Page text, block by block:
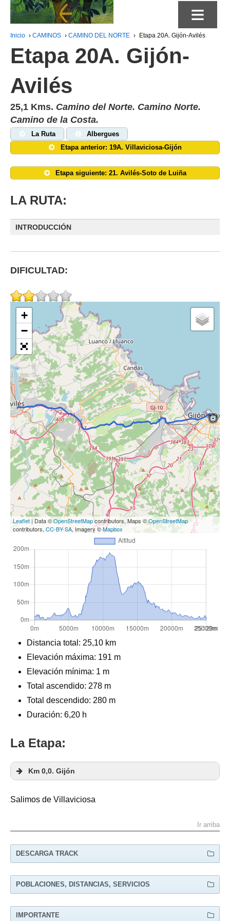
≡
Inicio › CAMINOS › CAMINO DEL NORTE › Etapa 20A. Gijón-Avilés
Etapa 20A. Gijón-
Avilés
25,1 Kms. Camino del Norte. Camino Norte.
Camino de la Costa.
La Ruta
Albergues
Etapa anterior: 19A. Villaviciosa-Gijón
Etapa siguiente: 21. Avilés-Soto de Luiña
LA RUTA:
INTRODUCCIÓN
DIFICULTAD:
+
−
Leaflet | Data ©OpenStreetMapcontributors, Maps ©OpenStreetMap
contributors, CC-BY-SA, Imagery ©Mapbox
Distancia total: 25,10 km
Elevación máxima: 191 m
Elevación mínima: 1 m
Total ascendido: 278 m
Total descendido: 280 m
Duración: 6,20 h
La Etapa:
Km 0,0. Gijón
Salimos de Villaviciosa
Ir arriba
DESCARGA TRACK
POBLACIONES, DISTANCIAS, SERVICIOS
IMPORTANTE